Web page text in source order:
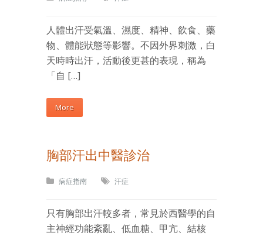
人體出汗受氣溫、濕度、精神、飲食、藥
物、體能狀態等影響。不因外界刺激，白
天時時出汗，活動後更甚的表現，稱為
「自 […]
More
胸部汗出中醫診治
病症指南 汗症
只有胸部出汗較多者，常見於西醫學的自
主神經功能紊亂、低血糖、甲亢、結核